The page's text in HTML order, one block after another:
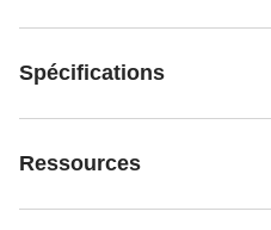
Spécifications
Ressources